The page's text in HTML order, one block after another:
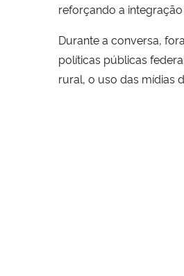
reforçando a
Durante a conversa,
políticas públicas
rural, o uso das mídias